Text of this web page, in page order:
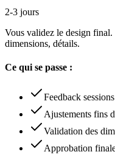
2-3 jours
Vous validez le design final.
dimensions, détails.
Ce qui se passe :
Feedback
Ajustements fins
Validation des
Approbation